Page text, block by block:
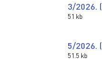
3/2026.
51 kb
5/2026.
51.5 kb